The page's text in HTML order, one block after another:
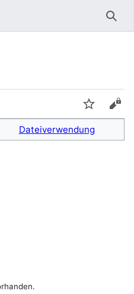
Dateiverwendung